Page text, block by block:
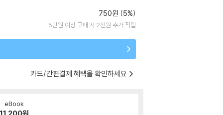
750원 (5%)
5만원 이상 구매 시 2천원 추가 적립
카드/간편결제 혜택을 확인하세요
eBook
원